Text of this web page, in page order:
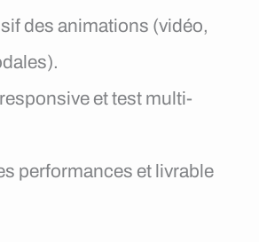
des animations (vidéo,
et test multi-
performances et livrable